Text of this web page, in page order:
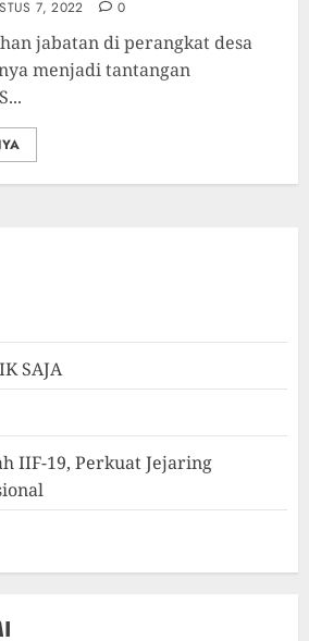
7, 2022 0
jabatan di perangkat desa
menjadi tantangan
SAJA
IIF-19, Perkuat Jejaring